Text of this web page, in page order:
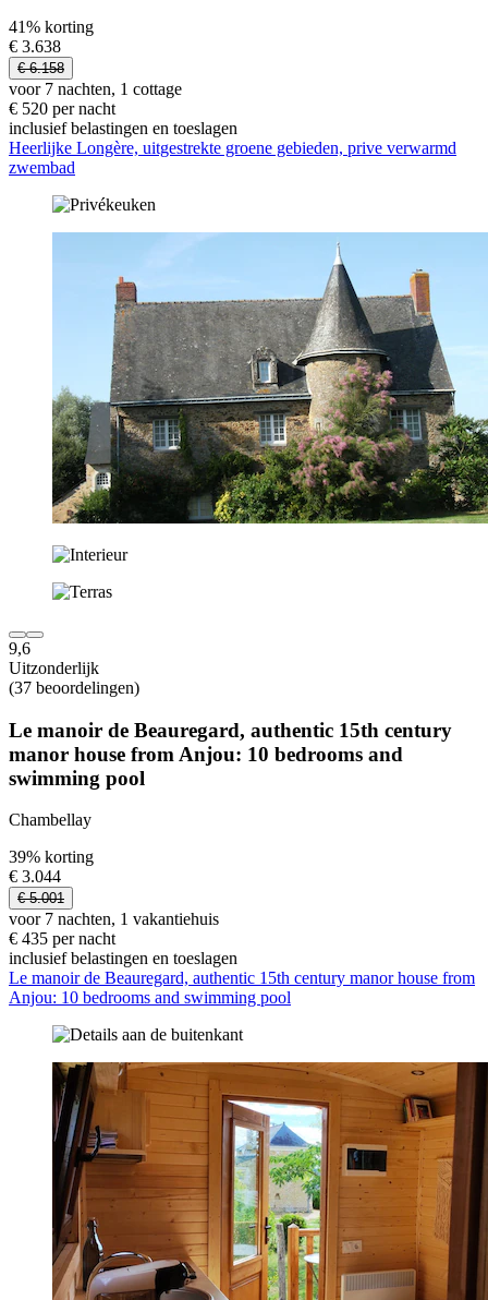
41% korting
€ 3.638
€ 6.158
voor 7 nachten, 1 cottage
€ 520 per nacht
inclusief belastingen en toeslagen
Heerlijke Longère, uitgestrekte groene gebieden, prive verwarmd
zwembad
9,6
Uitzonderlijk
(37 beoordelingen)
Le manoir de Beauregard, authentic 15th century
manor house from Anjou: 10 bedrooms and
swimming pool
Chambellay
39% korting
€ 3.044
€ 5.001
voor 7 nachten, 1 vakantiehuis
€ 435 per nacht
inclusief belastingen en toeslagen
Le manoir de Beauregard, authentic 15th century manor house from
Anjou: 10 bedrooms and swimming pool